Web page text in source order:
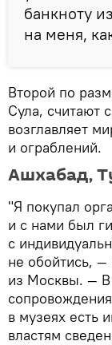
банкноту
на меня,
Второй по
Сула, считают
возглавляет
и ограблений.
Ашхабад,
"Я покупал
и с нами был
с
не обойтись, —
из Москвы. — В
в музеях есть
властям